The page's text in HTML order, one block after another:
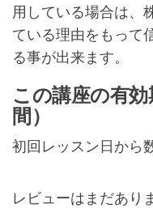
用している場合は、
ている理由をもって
る事が出来ます。
この講座の有
間）
初回レッスン日から
レビューはまだあり